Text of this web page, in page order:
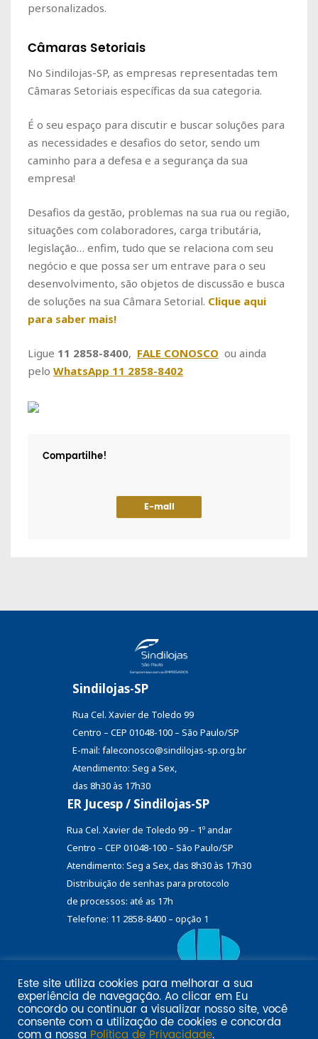
personalizados.
Câmaras Setoriais
No Sindilojas-SP, as empresas representadas tem
Câmaras Setoriais específicas da sua categoria.
É o seu espaço para discutir e buscar soluções para
as necessidades e desafios do setor, sendo um
caminho para a defesa e a segurança da sua
empresa!
Desafios da gestão, problemas na sua rua ou região,
situações com colaboradores, carga tributária,
legislação… enfim, tudo que se relaciona com seu
negócio e que possa ser um entrave para o seu
desenvolvimento, são objetos de discussão e busca
de soluções na sua Câmara Setorial. Clique aqui
para saber mais!
Ligue 11 2858-8400, FALE CONOSCO ou ainda
pelo WhatsApp 11 2858-8402
Compartilhe!
E-mail
Sindilojas-SP
Rua Cel. Xavier de Toledo 99
Centro – CEP 01048-100 – São Paulo/SP
E-mail: faleconosco@sindilojas-sp.org.br
Atendimento: Seg a Sex,
das 8h30 às 17h30
ER Jucesp / Sindilojas-SP
Rua Cel. Xavier de Toledo 99 – 1º andar
Centro – CEP 01048-100 – São Paulo/SP
Atendimento: Seg a Sex, das 8h30 às 17h30
Distribuição de senhas para protocolo
de processos: até as 17h
Telefone: 11 2858-8400 – opção 1
Email marketing por:
Pol�tica de privacidade SINDILOJAS-SPAcesse aqui
Este site utiliza cookies para melhorar a sua
experiência de navegação. Ao clicar em Eu
concordo ou continuar a visualizar nosso site, você
consente com a utilização de cookies e concorda
com a nossa Política de Privacidade.